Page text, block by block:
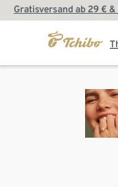
Gratisversand ab 29 €